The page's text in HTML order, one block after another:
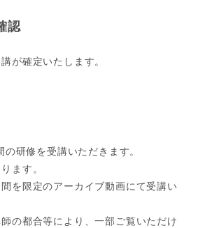
認
が確定いたします。
研修を受講いただきます。
ます。
を限定のアーカイブ動画にて受講い
の都合等により、一部ご覧いただけ